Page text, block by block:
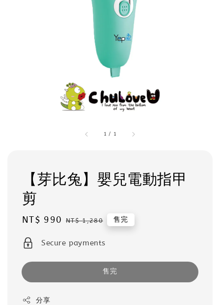
1 / 1
【芽比兔】嬰兒電動指甲
剪
Sale
NT$ 990 Regular
NT$ 1,280 售完
Secure payments
售完
分享